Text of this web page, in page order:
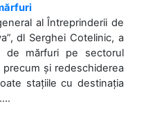
al Întreprinderii de
dl Serghei Cotelinic, a
de mărfuri pe sectorul
precum și redeschiderea
stațiile cu destinația